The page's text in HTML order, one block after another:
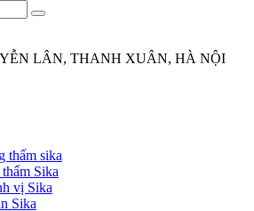
LÂN, THANH XUÂN, HÀ NỘI
thấm sika
Sika
vị Sika
Sika